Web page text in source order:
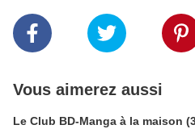
Vous aimerez aussi
Le Club BD-Manga à la maison